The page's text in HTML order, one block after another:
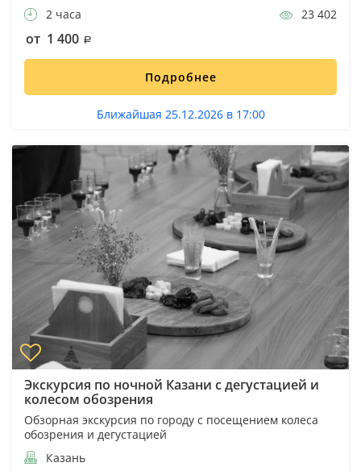
2 часа
23 402
от 1 400
Подробнее
Ближайшая 25.12.2026 в 17:00
Экскурсия по ночной Казани с дегустацией и
колесом обозрения
Обзорная экскурсия по городу с посещением колеса
обозрения и дегустацией
Казань